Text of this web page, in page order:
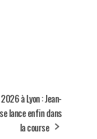
à Lyon : Jean-
lance enfin dans
la course